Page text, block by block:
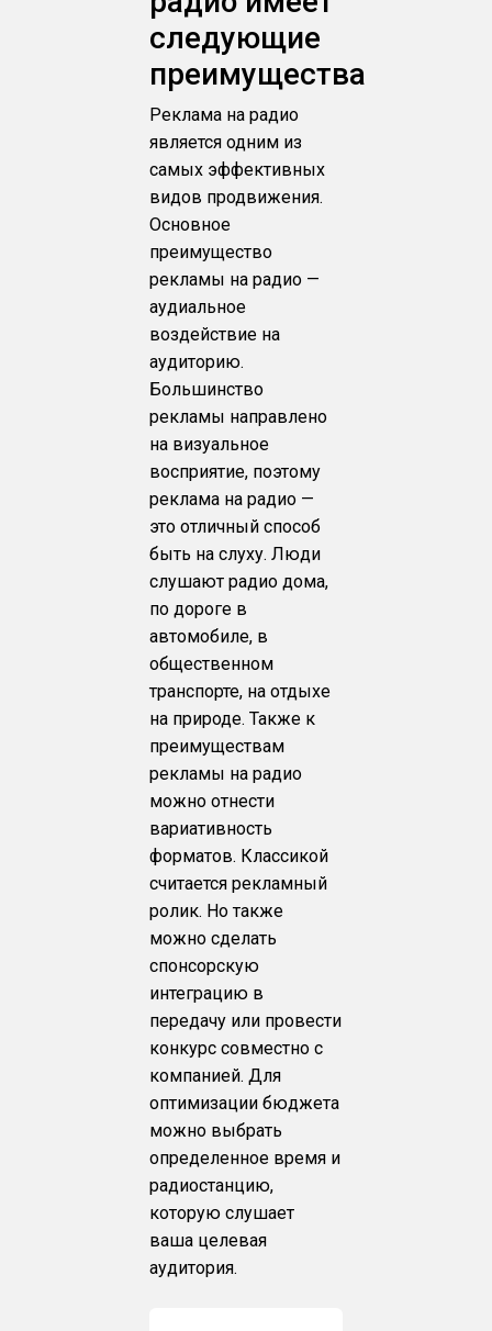
следующие
преимущества
Реклама на радио
является одним из
самых эффективных
видов продвижения.
Основное
преимущество
рекламы на радио —
аудиальное
воздействие на
аудиторию.
Большинство
рекламы направлено
на визуальное
восприятие, поэтому
реклама на радио —
это отличный способ
быть на слуху. Люди
слушают радио дома,
по дороге в
автомобиле, в
общественном
транспорте, на отдыхе
на природе. Также к
преимуществам
рекламы на радио
можно отнести
вариативность
форматов. Классикой
считается рекламный
ролик. Но также
можно сделать
спонсорскую
интеграцию в
передачу или провести
конкурс совместно с
компанией. Для
оптимизации бюджета
можно выбрать
определенное время и
радиостанцию,
которую слушает
ваша целевая
аудитория.